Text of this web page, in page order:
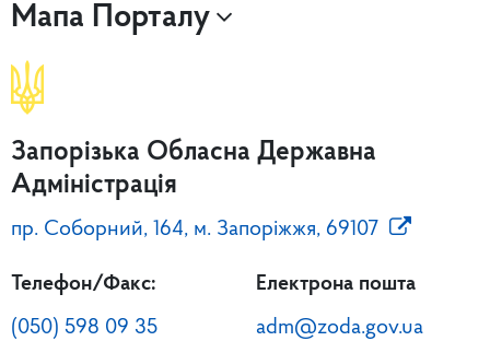
Мапа Порталу
Запорізька Обласна Державна
Адміністрація
пр. Соборний, 164, м. Запоріжжя, 69107
Телефон/Факс:
(050) 598 09 35
Електрона пошта
adm@zoda.gov.ua